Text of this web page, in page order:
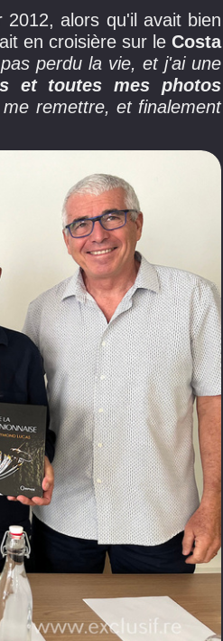
alors qu'il avait bien
en croisière sur leCosta
perdu la vie, et j'ai une
et toutes mes photos
remettre, et finalement